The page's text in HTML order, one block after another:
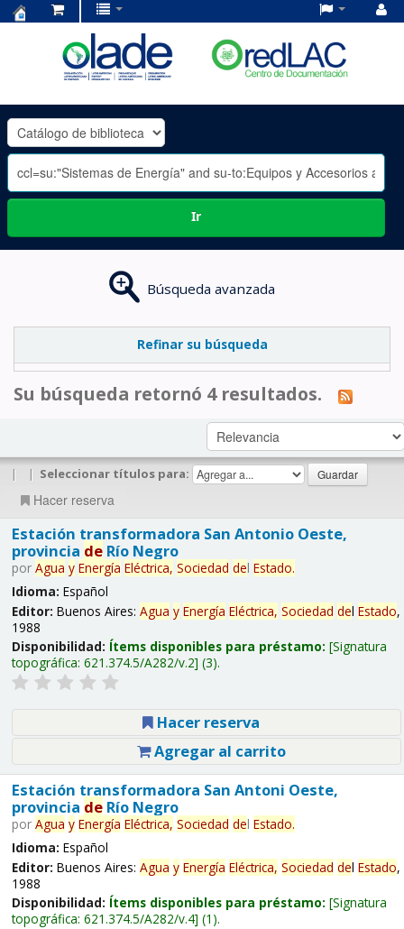
OLADE
-
Ir
Búsqueda avanzada
Refinar su búsqueda
Su búsqueda retornó 4 resultados.
| | Seleccionar títulos para:
Hacer reserva
Estación transformadora San Antonio Oeste,
provincia deRío Negro
por Agua y Energía Eléctrica, Sociedad del Estado.
Idioma: Español
Editor: Buenos Aires: Agua y Energía Eléctrica, Sociedad del Estado,
1988
Disponibilidad: Ítems disponibles para préstamo: Signatura
topográfica: 621.374.5/A282/v.2 (3).
Hacer reserva
Agregar al carrito
Estación transformadora San Antoni Oeste,
provincia deRío Negro
por Agua y Energía Eléctrica, Sociedad del Estado.
Idioma: Español
Editor: Buenos Aires: Agua y Energía Eléctrica, Sociedad del Estado,
1988
Disponibilidad: Ítems disponibles para préstamo: Signatura
topográfica: 621.374.5/A282/v.4 (1).